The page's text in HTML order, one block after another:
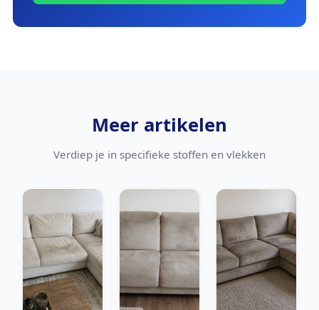
Meer artikelen
Verdiep je in specifieke stoffen en vlekken